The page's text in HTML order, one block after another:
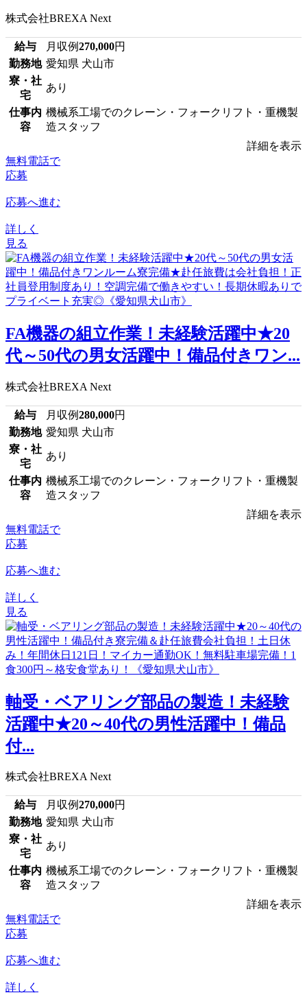
株式会社BREXA Next
給与 月収例270,000円
勤務地 愛知県 犬山市
寮・社
宅
あり
仕事内
容
機械系工場でのクレーン・フォークリフト・重機製
造スタッフ
詳細を表示
無料電話で
応募
応募へ進む
詳しく
見る
FA機器の組立作業！未経験活躍中★20
代～50代の男女活躍中！備品付きワン...
株式会社BREXA Next
給与 月収例280,000円
勤務地 愛知県 犬山市
寮・社
宅
あり
仕事内
容
機械系工場でのクレーン・フォークリフト・重機製
造スタッフ
詳細を表示
無料電話で
応募
応募へ進む
詳しく
見る
軸受・ベアリング部品の製造！未経験
活躍中★20～40代の男性活躍中！備品
付...
株式会社BREXA Next
給与 月収例270,000円
勤務地 愛知県 犬山市
寮・社
宅
あり
仕事内
容
機械系工場でのクレーン・フォークリフト・重機製
造スタッフ
詳細を表示
無料電話で
応募
応募へ進む
詳しく